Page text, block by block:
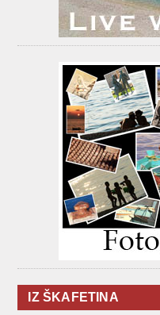
IZ ŠKAFETINA